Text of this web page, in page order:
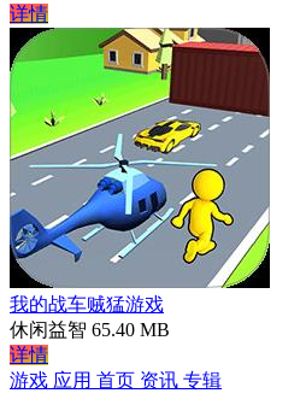
详情
我的战车贼猛游戏
休闲益智 65.40 MB
详情
游戏 应用 首页 资讯 专辑